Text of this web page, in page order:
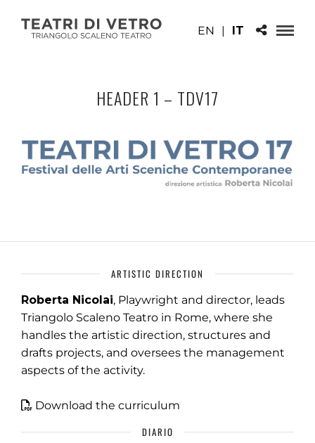
EN | IT
HEADER 1 – TDV17
ARTISTIC DIRECTION
Roberta Nicolai, Playwright and director, leads
Triangolo Scaleno Teatro in Rome, where she
handles the artistic direction, structures and
drafts projects, and oversees the management
aspects of the activity.
Download the curriculum
DIARIO